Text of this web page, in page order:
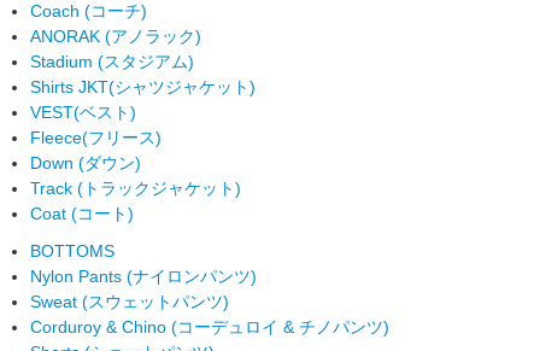
Coach (コーチ)
ANORAK (アノラック)
Stadium (スタジアム)
Shirts JKT(シャツジャケット)
VEST(ベスト)
Fleece(フリース)
Down (ダウン)
Track (トラックジャケット)
Coat (コート)
BOTTOMS
Nylon Pants (ナイロンパンツ)
Sweat (スウェットパンツ)
Corduroy & Chino (コーデュロイ & チノパンツ)